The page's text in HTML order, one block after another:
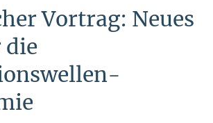
Vortrag: Neues